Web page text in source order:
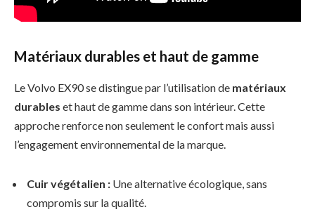
Matériaux durables et haut de gamme
Le Volvo EX90 se distingue par l’utilisation de matériaux
durables et haut de gamme dans son intérieur. Cette
approche renforce non seulement le confort mais aussi
l’engagement environnemental de la marque.
Cuir végétalien : Une alternative écologique, sans
compromis sur la qualité.